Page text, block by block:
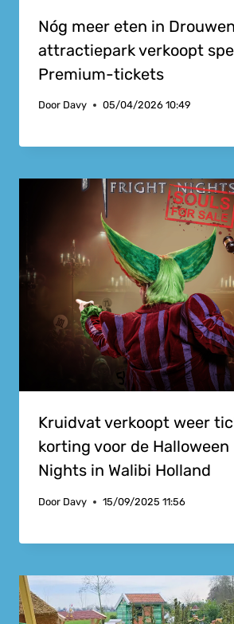
Nóg meer eten in
attractiepark verkoopt
Premium-tickets
Door Davy 05/04/2026 10:49
Kruidvat verkoopt weer
korting voor de
Nights in Walibi Holland
Door Davy 15/09/2025 11:56